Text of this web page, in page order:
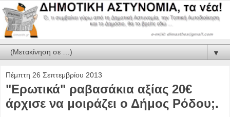
▼
Πέμπτη 26 Σεπτεμβρίου 2013
"Ερωτικά" ραβασάκια αξίας 20€
άρχισε να μοιράζει ο Δήμος Ρόδου;.